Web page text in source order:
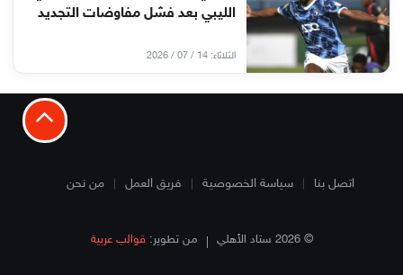
الليبي بعد فشل مفاوضات التجديد
الثلاثاء: 14 / 07 / 2026
اتصل بنا سياسة الخصوصية فريق العمل من نحن
© 2026 ستاد الأهلي من تطوير:قوالب عربية